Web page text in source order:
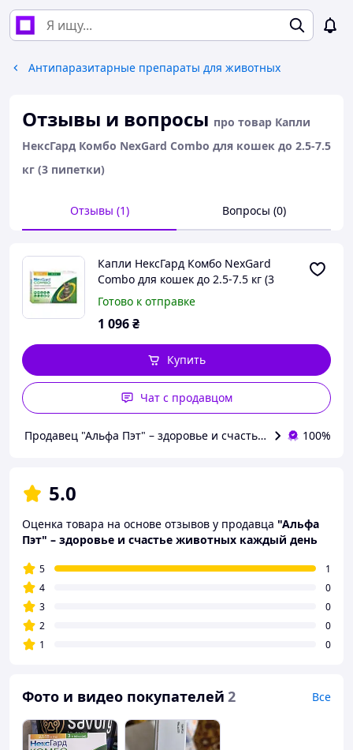
Антипаразитарные препараты для животных
Отзывы и вопросы про товар Капли
НексГард Комбо NexGard Combo для кошек до 2.5-7.5
кг (3 пипетки)
Отзывы (1) Вопросы (0)
Капли НексГард Комбо NexGard
Combo для кошек до 2.5-7.5 кг (3
пипетки)
Готово к отправке
1 096₴
Купить
Чат с продавцом
Продавец "Альфа Пэт" – здоровье и счастье животных
100%
5.0
Оценка товара на основе отзывов у продавца "Альфа
Пэт" – здоровье и счастье животных каждый день
5
1
4
0
3
0
2
0
1
0
Фото и видео покупателей 2 Все